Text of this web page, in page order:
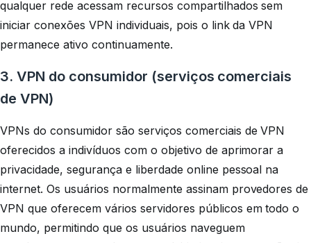
qualquer rede acessam recursos compartilhados sem
iniciar conexões VPN individuais, pois o link da VPN
permanece ativo continuamente.
3. VPN do consumidor (serviços comerciais
de VPN)
VPNs do consumidor são serviços comerciais de VPN
oferecidos a indivíduos com o objetivo de aprimorar a
privacidade, segurança e liberdade online pessoal na
internet. Os usuários normalmente assinam provedores de
VPN que oferecem vários servidores públicos em todo o
mundo, permitindo que os usuários naveguem